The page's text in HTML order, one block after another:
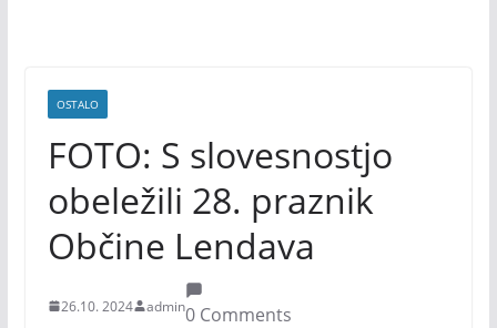
OSTALO
FOTO: S slovesnostjo
obeležili 28. praznik
Občine Lendava
26.10. 2024 admin0 Comments